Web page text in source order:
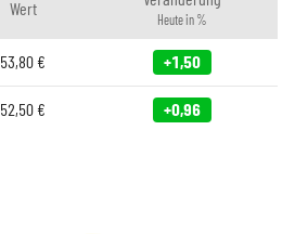
Wert
Heute in %
53,80 € +1,50
52,50 € +0,96